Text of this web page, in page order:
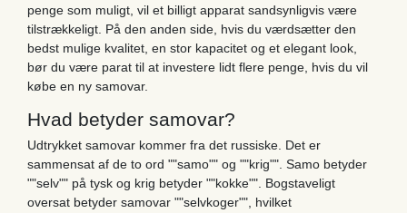
penge som muligt, vil et billigt apparat sandsynligvis være
tilstrækkeligt. På den anden side, hvis du værdsætter den
bedst mulige kvalitet, en stor kapacitet og et elegant look,
bør du være parat til at investere lidt flere penge, hvis du vil
købe en ny samovar.
Hvad betyder samovar?
Udtrykket samovar kommer fra det russiske. Det er
sammensat af de to ord ""samo"" og ""krig"". Samo betyder
""selv"" på tysk og krig betyder ""kokke"". Bogstaveligt
oversat betyder samovar ""selvkoger"", hvilket